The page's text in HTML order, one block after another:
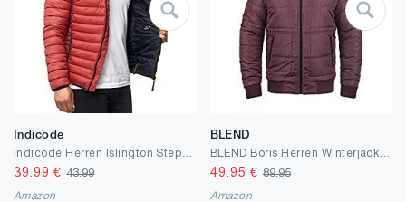
Indicode
39.99 €43.99
Amazon
BLEND
49.95 € 89.95
Amazon